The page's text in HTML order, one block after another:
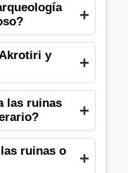
y
las ruinas
ruinas o